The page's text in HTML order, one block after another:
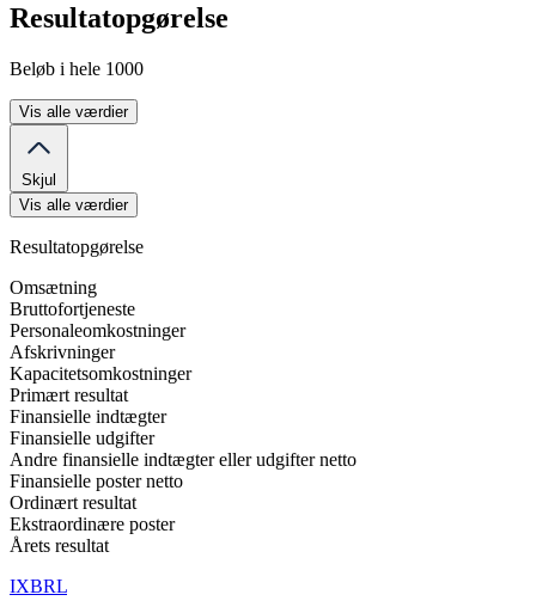
Resultatopgørelse
Beløb i hele 1000
Vis alle værdier
Skjul
Vis alle værdier
Resultatopgørelse
Omsætning
Bruttofortjeneste
Personaleomkostninger
Afskrivninger
Kapacitetsomkostninger
Primært resultat
Finansielle indtægter
Finansielle udgifter
Andre finansielle indtægter eller udgifter netto
Finansielle poster netto
Ordinært resultat
Ekstraordinære poster
Årets resultat
IXBRL